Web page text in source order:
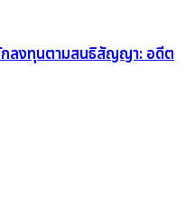
กลงทุนตามสนธิสัญญา: อดีต